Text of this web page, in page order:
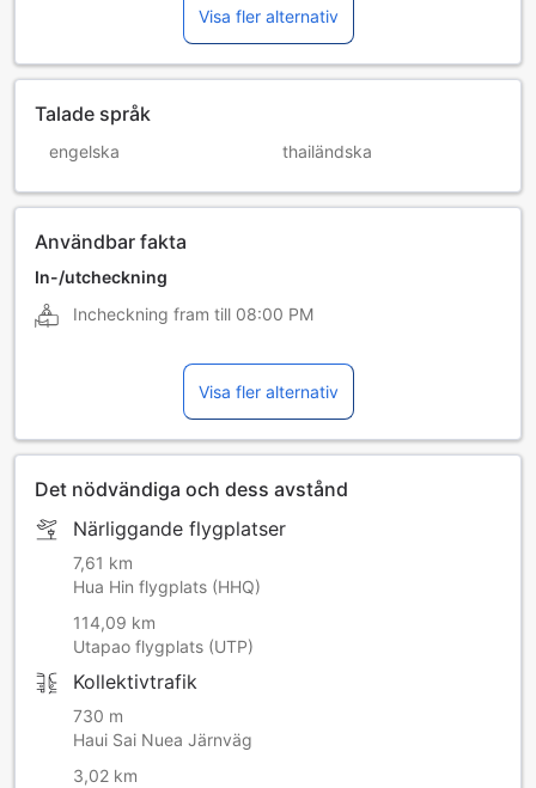
Visa fler alternativ
Talade språk
engelska thailändska
Användbar fakta
In-/utcheckning
Incheckning fram till 08:00 PM
Visa fler alternativ
Det nödvändiga och dess avstånd
Närliggande flygplatser
7,61 km
Hua Hin flygplats (HHQ)
114,09 km
Utapao flygplats (UTP)
Kollektivtrafik
730 m
Haui Sai Nuea Järnväg
3,02 km